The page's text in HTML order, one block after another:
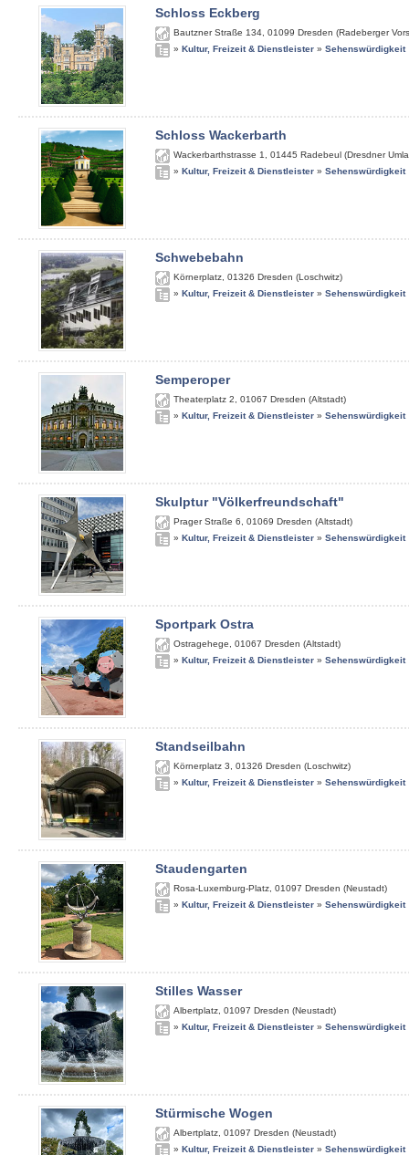
Schloss Eckberg
Bautzner Straße 134 01099 Dresden (Radeberger
» Kultur, Freizeit & Dienstleister » Sehenswürdigkeit
Schloss Wackerbarth
Wackerbarthstrasse 1 01445 Radebeul (Dresdner
» Kultur, Freizeit & Dienstleister » Sehenswürdigkeit
Schwebebahn
Körnerplatz 01326 Dresden (Loschwitz)
» Kultur, Freizeit & Dienstleister » Sehenswürdigkeit
Semperoper
Theaterplatz 2 01067 Dresden (Altstadt)
» Kultur, Freizeit & Dienstleister » Sehenswürdigkeit
Skulptur "Völkerfreundschaft"
Prager Straße 6 01069 Dresden (Altstadt)
» Kultur, Freizeit & Dienstleister » Sehenswürdigkeit
Sportpark Ostra
Ostragehege 01067 Dresden (Altstadt)
» Kultur, Freizeit & Dienstleister » Sehenswürdigkeit
Standseilbahn
Körnerplatz 3 01326 Dresden (Loschwitz)
» Kultur, Freizeit & Dienstleister » Sehenswürdigkeit
Staudengarten
Rosa-Luxemburg-Platz 01097 Dresden (Neustadt)
» Kultur, Freizeit & Dienstleister » Sehenswürdigkeit
Stilles Wasser
Albertplatz 01097 Dresden (Neustadt)
» Kultur, Freizeit & Dienstleister » Sehenswürdigkeit
Stürmische Wogen
Albertplatz 01097 Dresden (Neustadt)
» Kultur, Freizeit & Dienstleister » Sehenswürdigkeit